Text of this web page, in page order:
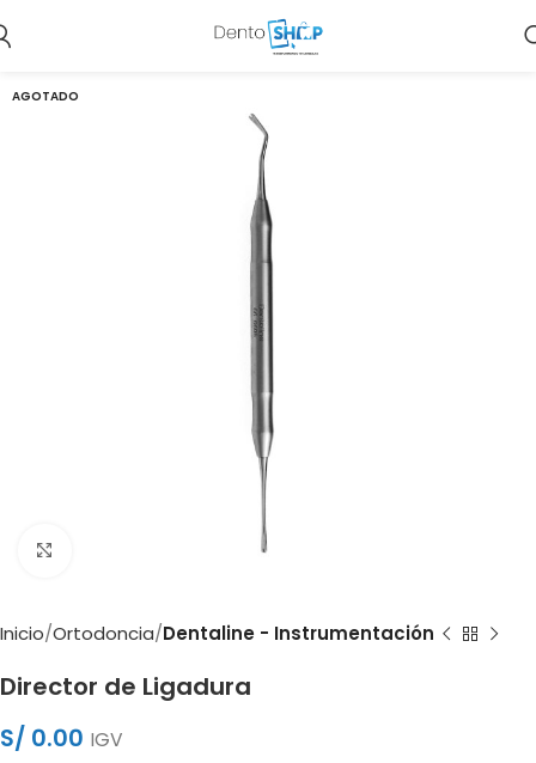
AGOTADO
Inicio Ortodoncia Dentaline - Instrumentación
Director de Ligadura
S/ 0.00 IGV